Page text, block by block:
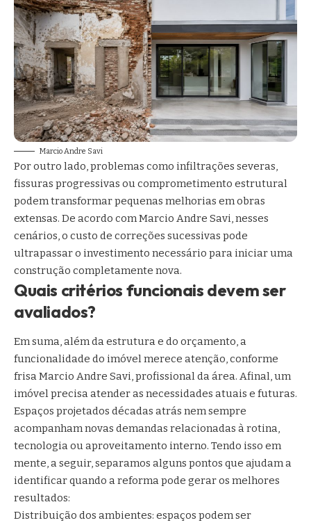
Marcio Andre Savi
Por outro lado, problemas como infiltrações severas,
fissuras progressivas ou comprometimento estrutural
podem transformar pequenas melhorias em obras
extensas. De acordo com Marcio Andre Savi, nesses
cenários, o custo de correções sucessivas pode
ultrapassar o investimento necessário para iniciar uma
construção completamente nova.
Quais critérios funcionais devem ser
avaliados?
Em suma, além da estrutura e do orçamento, a
funcionalidade do imóvel merece atenção, conforme
frisa Marcio Andre Savi, profissional da área. Afinal, um
imóvel precisa atender as necessidades atuais e futuras.
Espaços projetados décadas atrás nem sempre
acompanham novas demandas relacionadas à rotina,
tecnologia ou aproveitamento interno. Tendo isso em
mente, a seguir, separamos alguns pontos que ajudam a
identificar quando a reforma pode gerar os melhores
resultados:
Distribuição dos ambientes: espaços podem ser